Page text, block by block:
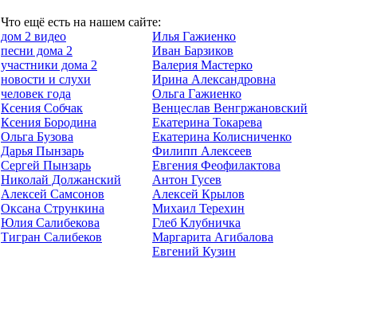
Что ещё есть на нашем сайте:
дом 2 видео
песни дома 2
участники дома 2
новости и слухи
человек года
Ксения Собчак
Ксения Бородина
Ольга Бузова
Дарья Пынзарь
Сергей Пынзарь
Николай Должанский
Алексей Самсонов
Оксана Стрункина
Юлия Салибекова
Тигран Салибеков
Илья Гажиенко
Иван Барзиков
Валерия Мастерко
Ирина Александровна
Ольга Гажиенко
Венцеслав Венгржановский
Екатерина Токарева
Екатерина Колисниченко
Филипп Алексеев
Евгения Феофилактова
Антон Гусев
Алексей Крылов
Михаил Терехин
Глеб Клубничка
Маргарита Агибалова
Евгений Кузин